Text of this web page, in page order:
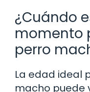
¿Cuándo
momento
perro
La edad ideal
macho puede